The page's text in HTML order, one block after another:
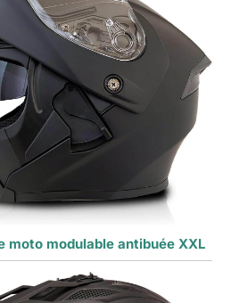
moto modulable antibuée XXL